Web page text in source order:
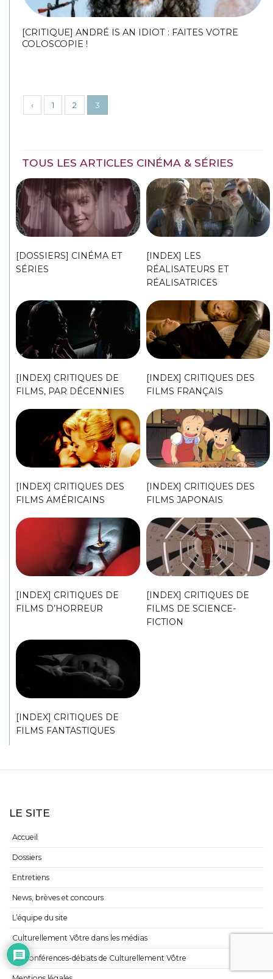
[CRITIQUE] ANDRÉ IS AN IDIOT : FAITES VOTRE
COLOSCOPIE !
‹ 1 2 3
TOUS LES ARTICLES CINÉMA & SÉRIES
[DOSSIERS] CINÉMA ET
SÉRIES
[INDEX] LES
RÉALISATEURS ET
RÉALISATRICES
[INDEX] CRITIQUES DE
FILMS, PAR DÉCENNIES
[INDEX] CRITIQUES DES
FILMS FRANÇAIS
[INDEX] CRITIQUES DES
FILMS AMÉRICAINS
[INDEX] CRITIQUES DES
FILMS JAPONAIS
[INDEX] CRITIQUES DE
FILMS D’HORREUR
[INDEX] CRITIQUES DE
FILMS DE SCIENCE-
FICTION
[INDEX] CRITIQUES DE
FILMS FANTASTIQUES
LE SITE
Accueil
Dossiers
Entretiens
News, brèves et concours
L’équipe du site
Culturellement Vôtre dans les médias
Les conférences-débats de Culturellement Vôtre